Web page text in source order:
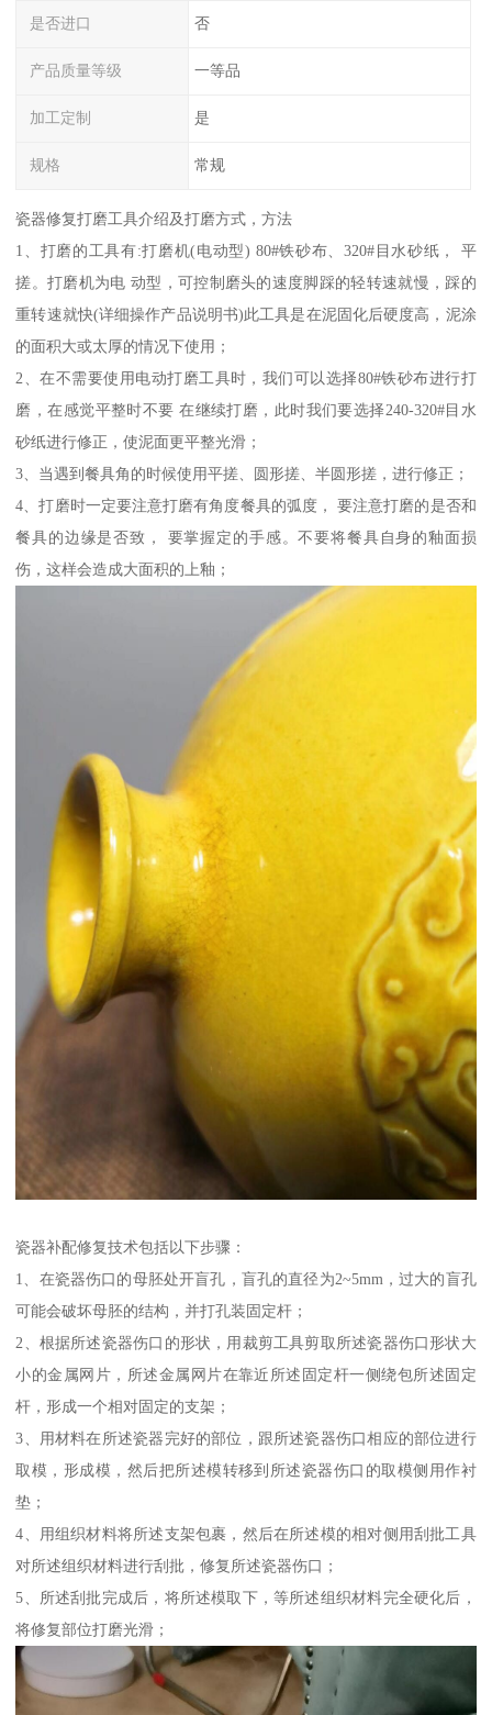
是否进口 否
产品质量等级 一等品
加工定制 是
规格 常规
瓷器修复打磨工具介绍及打磨方式，方法
1、打磨的工具有:打磨机(电动型) 80#铁砂布、320#目水砂纸， 平
搓。打磨机为电 动型，可控制磨头的速度脚踩的轻转速就慢，踩的
重转速就快(详细操作产品说明书)此工具是在泥固化后硬度高，泥涂
的面积大或太厚的情况下使用；
2、在不需要使用电动打磨工具时，我们可以选择80#铁砂布进行打
磨，在感觉平整时不要 在继续打磨，此时我们要选择240-320#目水
砂纸进行修正，使泥面更平整光滑；
3、当遇到餐具角的时候使用平搓、圆形搓、半圆形搓，进行修正；
4、打磨时一定要注意打磨有角度餐具的弧度， 要注意打磨的是否和
餐具的边缘是否致， 要掌握定的手感。不要将餐具自身的釉面损
伤，这样会造成大面积的上釉；
瓷器补配修复技术包括以下步骤：
1、在瓷器伤口的母胚处开盲孔，盲孔的直径为2~5mm，过大的盲孔
可能会破坏母胚的结构，并打孔装固定杆；
2、根据所述瓷器伤口的形状，用裁剪工具剪取所述瓷器伤口形状大
小的金属网片，所述金属网片在靠近所述固定杆一侧绕包所述固定
杆，形成一个相对固定的支架；
3、用材料在所述瓷器完好的部位，跟所述瓷器伤口相应的部位进行
取模，形成模，然后把所述模转移到所述瓷器伤口的取模侧用作衬
垫；
4、用组织材料将所述支架包裹，然后在所述模的相对侧用刮批工具
对所述组织材料进行刮批，修复所述瓷器伤口；
5、所述刮批完成后，将所述模取下，等所述组织材料完全硬化后，
将修复部位打磨光滑；